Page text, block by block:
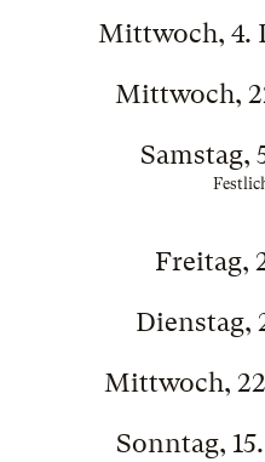
Mittwoch, 4.
Mittwoch,
Samstag,
Freitag,
Dienstag,
Mittwoch,
Sonntag,